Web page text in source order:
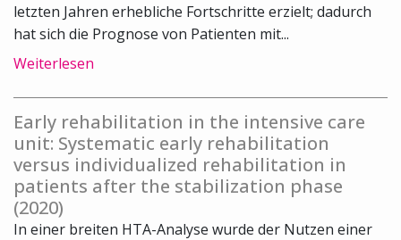
letzten Jahren erhebliche Fortschritte erzielt; dadurch
hat sich die Prognose von Patienten mit...
Weiterlesen
Early rehabilitation in the intensive care
unit: Systematic early rehabilitation
versus individualized rehabilitation in
patients after the stabilization phase
(2020)
In einer breiten HTA-Analyse wurde der Nutzen einer